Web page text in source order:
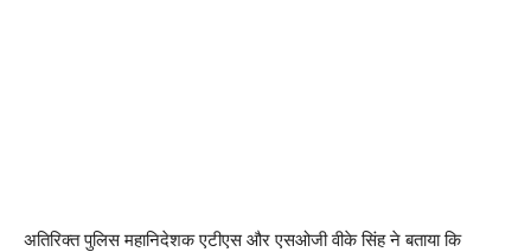
अतिरिक्त पुलिस महानिदेशक एटीएस और एसओजी वीके सिंह ने बताया कि